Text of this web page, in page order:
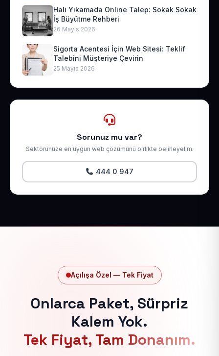
Halı Yıkamada Online Talep: Sokak Sokak
İş Büyütme Rehberi
26 Mayıs 2026
Sigorta Acentesi İçin Web Sitesi: Teklif
Talebini Müşteriye Çevirin
25 Mayıs 2026
Sorunuz mu var?
Sektörünüze en uygun web çözümünü birlikte belirleyelim.
444 0 947
Açılışa Özel — Tek Fiyat
Onlarca Paket, Sürpriz
Kalem Yok.
Tek Fiyat, Tam Donanım.